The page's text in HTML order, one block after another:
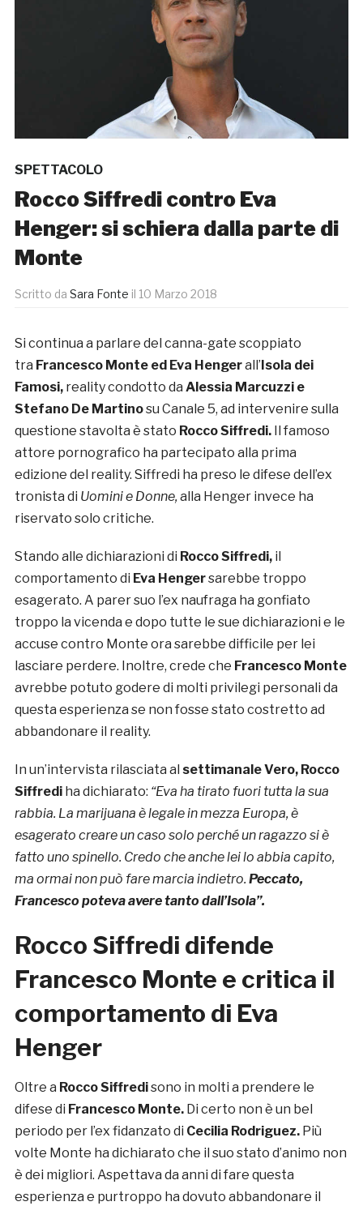
SPETTACOLO
Rocco Siffredi contro Eva
Henger: si schiera dalla parte di
Monte
Scritto da Sara Fonte il 10 Marzo 2018
Si continua a parlare del canna-gate scoppiato
tra Francesco Monte ed Eva Hengerall’ Isola dei
Famosi, reality condotto da Alessia Marcuzzi e
Stefano De Martinosu Canale 5, ad intervenire sulla
questione stavolta è stato Rocco Siffredi.
Il famoso
attore pornografico ha partecipato alla prima
edizione del reality. Siffredi ha preso le difese dell’ex
tronista di Uomini e Donne,alla Henger invece ha
riservato solo critiche.
Stando alle dichiarazioni di Rocco Siffredi, il
comportamento di Eva Hengersarebbe troppo
esagerato. A parer suo l’ex naufraga ha gonfiato
troppo la vicenda e dopo tutte le sue dichiarazioni e le
accuse contro Monte ora sarebbe difficile per lei
lasciare perdere. Inoltre, crede che Francesco Monte
avrebbe potuto godere di molti privilegi personali da
questa esperienza se non fosse stato costretto ad
abbandonare il reality.
In un’intervista rilasciata al settimanale Vero, Rocco
Siffredi ha dichiarato: “Eva ha tirato fuori tutta la sua
rabbia. La marijuana è legale in mezza Europa, è
esagerato creare un caso solo perché un ragazzo si è
fatto uno spinello. Credo che anche lei lo abbia capito,
ma ormai non può fare marcia indietro. Peccato,
Francesco poteva avere tanto dall’Isola”.
Rocco Siffredi difende
Francesco Monte e critica il
comportamento di Eva
Henger
Oltre a Rocco Siffredisono in molti a prendere le
difese di Francesco Monte.Di certo non è un bel
periodo per l’ex fidanzato di Cecilia Rodriguez.Più
volte Monte ha dichiarato che il suo stato d’animo non
è dei migliori. Aspettava da anni di fare questa
esperienza e purtroppo ha dovuto abbandonare il